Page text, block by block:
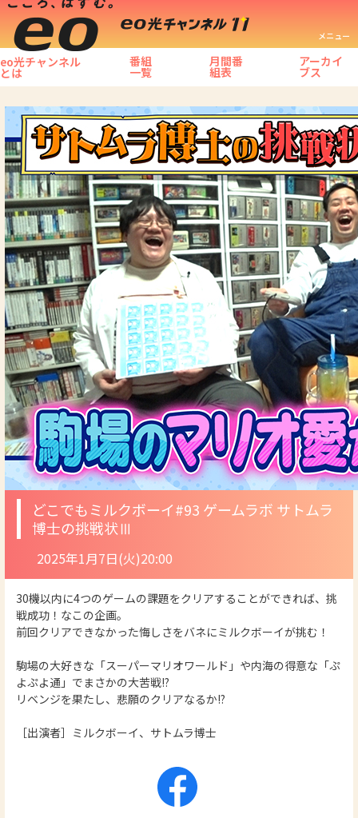
メニュー
eo光チャンネル
とは
番組
一覧
月間番
組表
アーカイ
ブス
どこでもミルクボーイ#93 ゲームラボ サトムラ
博士の挑戦状Ⅲ
2025年1月7日(火)20:00
30機以内に4つのゲームの課題をクリアすることができれば、挑
戦成功！なこの企画。
前回クリアできなかった悔しさをバネにミルクボーイが挑む！
駒場の大好きな「スーパーマリオワールド」や内海の得意な「ぷ
よぷよ通」でまさかの大苦戦!?
リベンジを果たし、悲願のクリアなるか!?
［出演者］ミルクボーイ、サトムラ博士